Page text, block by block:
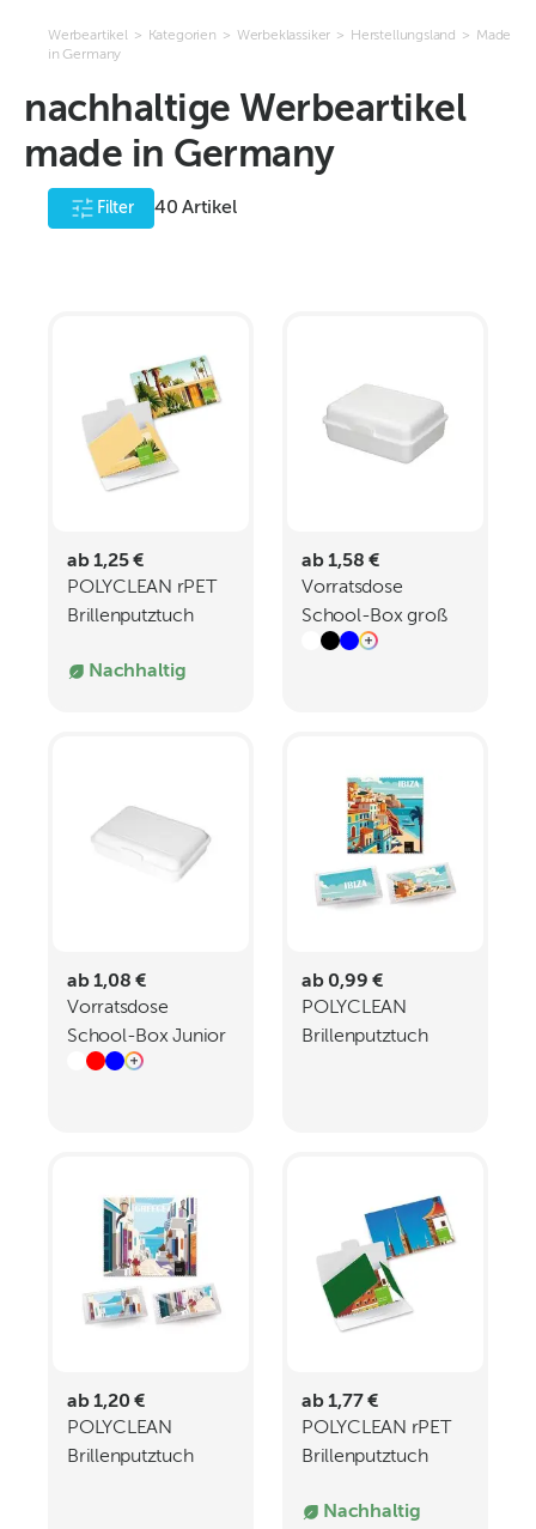
Werbeartikel > Kategorien > Werbeklassiker > Herstellungsland > Made
in Germany
nachhaltige Werbeartikel
made in Germany
Filter 40 Artikel
ab 1,25 €
POLYCLEAN rPET
Brillenputztuch
Nachhaltig
ab 1,58 €
Vorratsdose
School-Box groß
ab 1,08 €
Vorratsdose
School-Box Junior
ab 0,99 €
POLYCLEAN
Brillenputztuch
ab 1,20 €
POLYCLEAN
Brillenputztuch
ab 1,77 €
POLYCLEAN rPET
Brillenputztuch
Nachhaltig